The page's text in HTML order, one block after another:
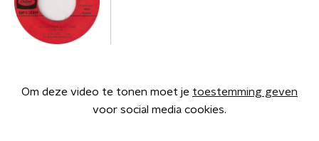
Om deze video te tonen moet je toestemming geven
voor social media cookies.